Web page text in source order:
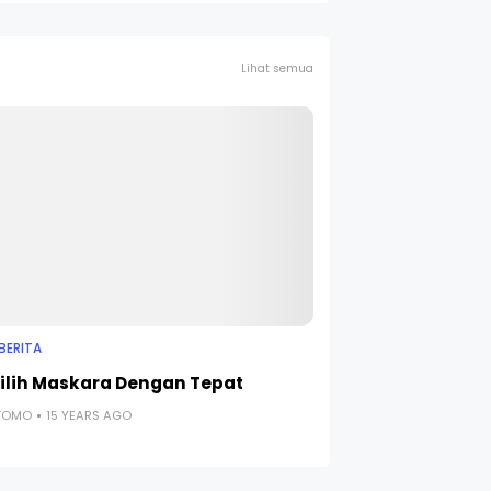
Lihat semua
Maskara Dengan Tepat
15 YEARS AGO